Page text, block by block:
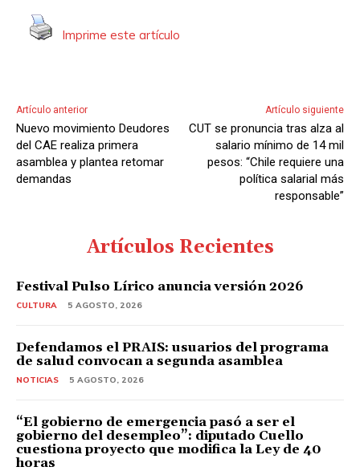
Imprime este artículo
Artículo anterior
Nuevo movimiento Deudores
del CAE realiza primera
asamblea y plantea retomar
demandas
Artículo siguiente
CUT se pronuncia tras alza al
salario mínimo de 14 mil
pesos: “Chile requiere una
política salarial más
responsable”
Artículos Recientes
Festival Pulso Lírico anuncia versión 2026
CULTURA 5 AGOSTO, 2026
Defendamos el PRAIS: usuarios del programa
de salud convocan a segunda asamblea
NOTICIAS 5 AGOSTO, 2026
“El gobierno de emergencia pasó a ser el
gobierno del desempleo”: diputado Cuello
cuestiona proyecto que modifica la Ley de 40
horas